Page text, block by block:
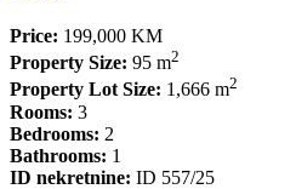
Price: 199,000 KM
Property Size: 95 m2
Property Lot Size: 1,666 m2
Rooms: 3
Bedrooms: 2
Bathrooms: 1
ID nekretnine: ID 557/25